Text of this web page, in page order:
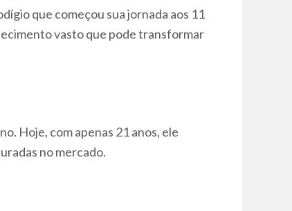
que começou sua jornada aos 11
vasto que pode transformar
Hoje, com apenas 21 anos, ele
no mercado.